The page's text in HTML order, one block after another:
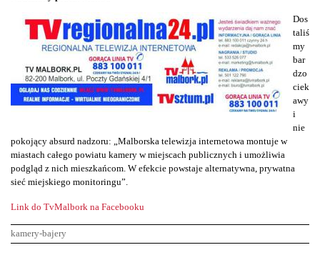
Dos
taliś
my
bar
dzo
ciek
awy
i
nie
pokojący absurd nadzoru: „Malborska telewizja internetowa montuje w
miastach całego powiatu kamery w miejscach publicznych i umożliwia
podgląd z nich mieszkańcom. W efekcie powstaje alternatywna, prywatna
sieć miejskiego monitoringu”.
Link do TvMalbork na Facebooku
kamery-bajery